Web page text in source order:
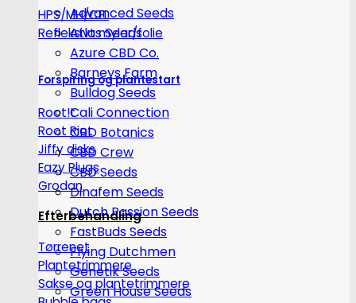
HPS/MH/CFL
Refleksivt mylar/folie
Forspiring og plantestart
Root!t
Root Riot
Jiffy disks
Eazy Plugs
Grodan
Efterbehandling
Tørrenet
Plantetrimmere
Sakse og plantetrimmere
Advanced Seeds
Atlas Seeds
Azure CBD Co.
Barneys Farm
Bulldog Seeds
Cali Connection
CBD Botanics
CBD Crew
CBD Seeds
Dinafem Seeds
Dutch Passion Seeds
FastBuds Seeds
Flying Dutchmen
Genetik Seeds
Green House Seeds